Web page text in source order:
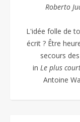
Roberto
L'idée folle de
écrit ? Être
secours
in Le plus
Antoine